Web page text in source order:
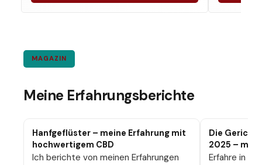
MAGAZIN
Meine Erfahrungsberichte
Hanfgeflüster – meine Erfahrung mit
hochwertigem CBD
Ich berichte von meinen Erfahrungen
Die
2025 –
Erfahre in